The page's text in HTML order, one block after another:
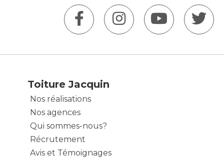
Toiture Jacquin
Nos réalisations
Nos agences
Qui sommes-nous?
Récrutement
Avis et Témoignages